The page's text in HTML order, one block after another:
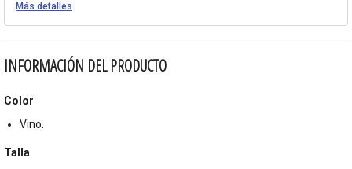
Más detalles
INFORMACIÓN DEL PRODUCTO
Color
Vino.
Talla